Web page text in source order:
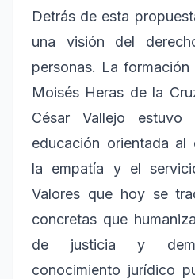
Detrás de esta
una visión del
personas. La
Moisés Heras de la
César Vallejo estuvo
educación orientada al
la empatía y el
Valores que hoy se
concretas que
de justicia y
conocimiento jurídico